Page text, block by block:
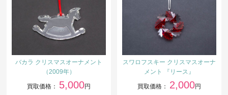
バカラ クリスマスオーナメント
（2009年）
買取価格： 5,000円
スワロフスキー クリスマスオーナ
メント 『リース』
買取価格： 2,000円